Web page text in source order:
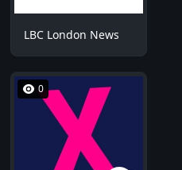
LBC London News
0